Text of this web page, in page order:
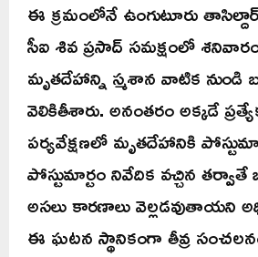
ఈ క్రమంలోనే ఉంగుటూరు
సీఐ శివ ప్రసాద్ సమక్షంలో
మృతదేహాన్ని స్మశాన వాటిక నుండి
వెలికితీశారు. అనంతరం అక్కడే
పర్యవేక్షణలో మృతదేహానికి
పోస్టుమార్టం నివేదిక వచ్చిన
అసలు కారణాలు వెల్లడవుతాయని
ఈ ఘటన స్థానికంగా తీవ్ర